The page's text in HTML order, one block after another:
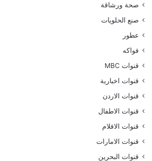
صحة ورشاقة
صنع الحلويات
عطور
فواكه
قنوات MBC
قنوات اخبارية
قنوات الاردن
قنوات الاطفال
قنوات الافلام
قنوات الامارات
قنوات البحرين